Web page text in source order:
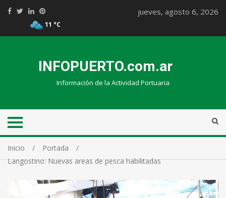
11 °C
jueves, agosto 6, 2026
INFOPUERTO.com.ar
Información de la Actividad Portuaria
Inicio
Portada
Langostino: Nuevas areas de pesca habilitadas